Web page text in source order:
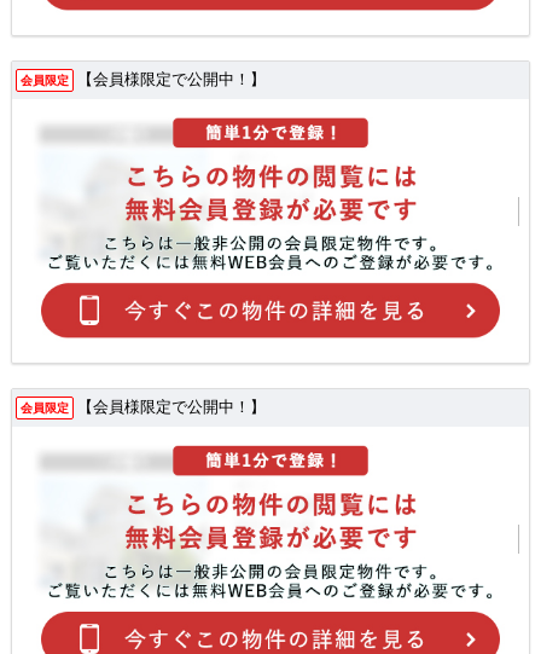
会員限定 【会員様限定で公開中！】
会員限定 【会員様限定で公開中！】